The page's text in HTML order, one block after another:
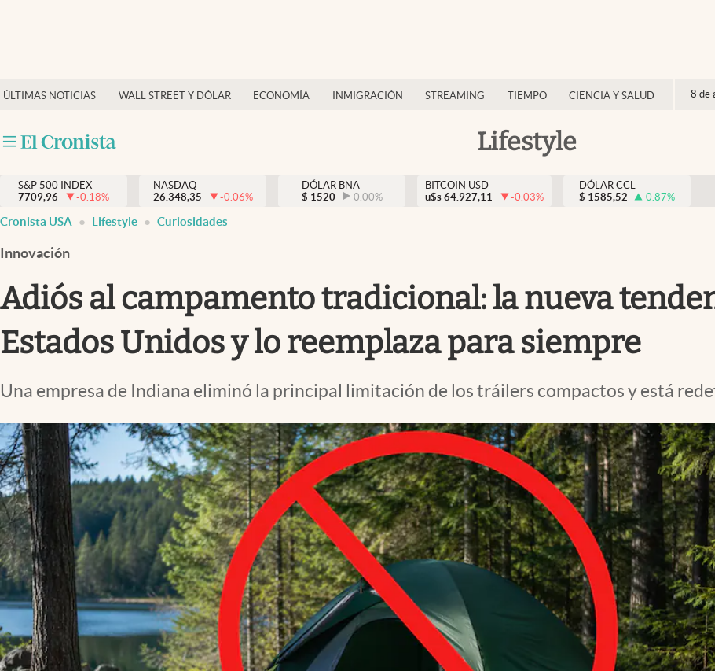
ÚLTIMAS NOTICIAS WALL STREET Y DÓLAR ECONOMÍA INMIGRACIÓN STREAMING TIEMPO CIENCIA Y SALUD 8 de
Lifestyle
Finanzas y economía
Inmigración
Trending
Streaming
PC y mobile
S&P 500 INDEX
7709,96
-0.18%
NASDAQ
26.348,35
-0.06%
DÓLAR BNA
$ 1520 0.00%
BITCOIN USD
u$s 64.927,11 -0.03%
DÓLAR CCL
$ 1585,52 0.87%
Cronista USA Lifestyle Curiosidades
Innovación
Adiós al campamento tradicional: la nueva
Estados Unidos y lo reemplaza para siempre
Una empresa de Indiana eliminó la principal limitación de los tráilers compactos y está